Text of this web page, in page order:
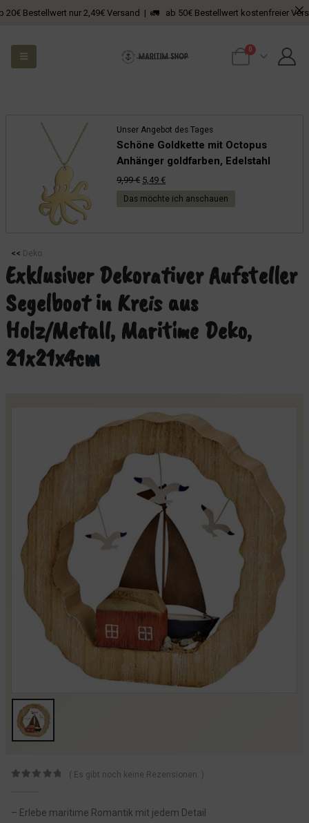
nur 2,49€ Versand | 🚛 ab 50€ Bestellwert kostenfreier Versand
0
Unser Angebot des Tages
Schöne Goldkette mit Octopus
Anhänger goldfarben, Edelstahl
9,99€ Ursprünglicher
Preis
5,49 €Aktueller
Preis
Das möchte ich anschauen
<< Deko
Exklusiver Dekorativer Aufsteller
Segelboot in Kreis aus
Holz/Metall, Maritime Deko,
21x21x4cm
( Es gibt noch keine Rezensionen. )
– Erlebe maritime Romantik mit jedem Detail